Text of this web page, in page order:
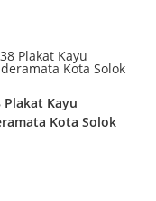
Plakat Kayu
Kota Solok